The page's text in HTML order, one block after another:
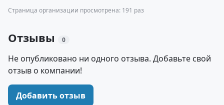
Страница организации просмотрена: 191 раз
Отзывы 0
Не опубликовано ни одного отзыва. Добавьте свой
отзыв о компании!
Добавить отзыв